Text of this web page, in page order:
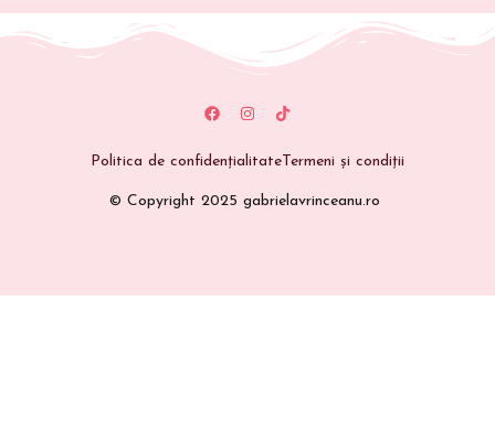
Politica de confidențialitate Termeni și condiții
© Copyright 2025 gabrielavrinceanu.ro